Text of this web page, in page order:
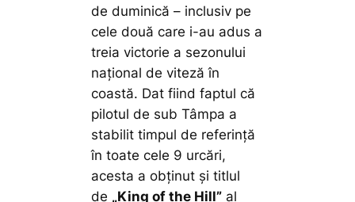
de duminică – inclusiv pe
cele două care i-au adus a
treia victorie a sezonului
național de viteză în
coastă. Dat fiind faptul că
pilotul de sub Tâmpa a
stabilit timpul de referință
în toate cele 9 urcări,
acesta a obținut și titlul
de „King of the Hill” al